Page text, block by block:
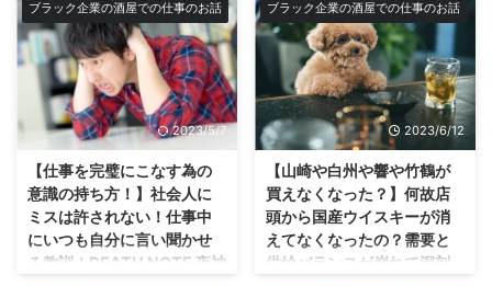
ずっとそうでなんとなく見栄えが
良いからという理由だけだったり
する。 ドイツ、オランダ、アメ
リカ、イギリス、ブラジル、韓国
などはイスの設置されている店も
働だ。 そして恐ろしい事にサー
ビス業なので、バイトがいない日
はたとえ休みの日でも出勤も平気
で余儀なくされる。 もともと週1
回しかな ...
り聞いて学んでミスを2度と
するな！
酒屋のシステム ウチの会社はサ
ービス業の酒屋である。ブラック
企業であることはこれまで何度も
このブログで語ってきた。 でも
思う。こういう奴がいるからブラ
ック企業になるんじゃないかっ
て。 大手ではないウチの店なん
かではとにかく、サービス業だか
らなのかお客さんへのサービスが
多い。その代表格のサービスと言
えるのがケースの積み込み。 お
若い大学生、高校生の子達
に見るもはやバイトをゲー
ムのように休むゆとりぶ
り！？
最近の学生バイトはもはやバイト
なんてゲーム感覚？ 今のバイト
の子達を見ていると思います。
最近のバイトの子はもはやバイト
を仕事だとは思っていないと。サ
ービス業の方を落胆させてしまう
かも知れませんがね。 どういう
意味か？いい意味ではもちろん無
いです(笑) シュミレーションゲ
ブラック企業の酒屋での仕事のお話
2023/5/7
【仕事を完璧にこなす為の
意識の持ち方！】社会人に
ミスは許されない！仕事中
にいつも自分に言い聞かせ
る教訓！DEATH NOTE 夜神
ブラック企業の酒屋での仕事のお話
2023/6/12
【山崎や白州や響や竹鶴が
買えなくなった？】何故店
頭から国産ウイスキーが消
えてなくなったの？需要と
供給バランスが崩れて深刻